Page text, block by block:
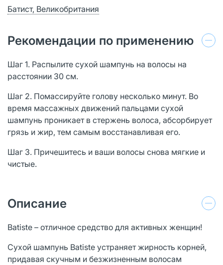
Батист, Великобритания
Рекомендации по применению
Шаг 1. Распылите сухой шампунь на волосы на
расстоянии 30 см.
Шаг 2. Помассируйте голову несколько минут. Во
время массажных движений пальцами сухой
шампунь проникает в стержень волоса, абсорбирует
грязь и жир, тем самым восстанавливая его.
Шаг 3. Причешитесь и ваши волосы снова мягкие и
чистые.
Описание
Batiste – отличное средство для активных женщин!
Сухой шампунь Batiste устраняет жирность корней,
придавая скучным и безжизненным волосам